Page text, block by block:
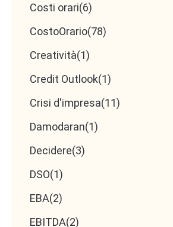
di ragionare in ottica cliente
caratteristiche che faranno la
Costi orari(6)
CostoOrario(78)
Creatività(1)
Credit Outlook(1)
Crisi d'impresa(11)
Damodaran(1)
Decidere(3)
DSO(1)
EBA(2)
EBITDA(2)